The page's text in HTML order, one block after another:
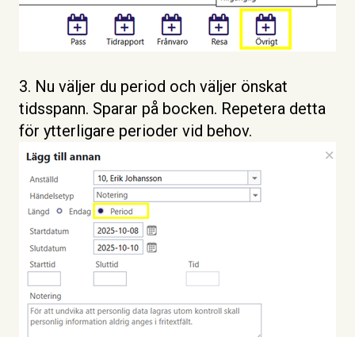
3. Nu väljer du period och väljer önskat
tidsspann. Sparar på bocken. Repetera detta
för ytterligare perioder vid behov.